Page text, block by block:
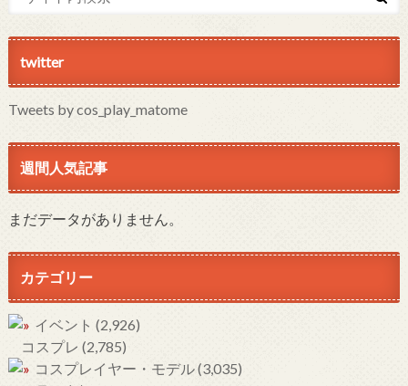
twitter
Tweets by cos_play_matome
週間人気記事
まだデータがありません。
カテゴリー
イベント (2,926)
コスプレ (2,785)
コスプレイヤー・モデル(3,035)